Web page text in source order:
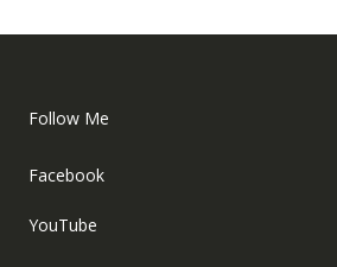
Follow Me
Facebook
YouTube